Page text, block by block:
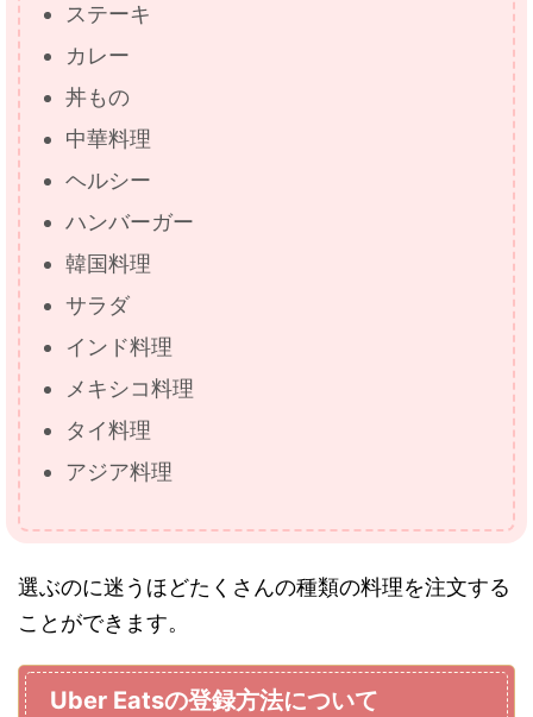
ステーキ
カレー
丼もの
中華料理
ヘルシー
ハンバーガー
韓国料理
サラダ
インド料理
メキシコ料理
タイ料理
アジア料理
選ぶのに迷うほどたくさんの種類の料理を注文する
ことができます。
Uber Eatsの登録方法について